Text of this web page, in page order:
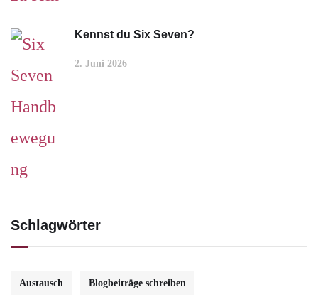
Kennst du Six Seven?
2. Juni 2026
Schlagwörter
Austausch Blogbeiträge schreiben